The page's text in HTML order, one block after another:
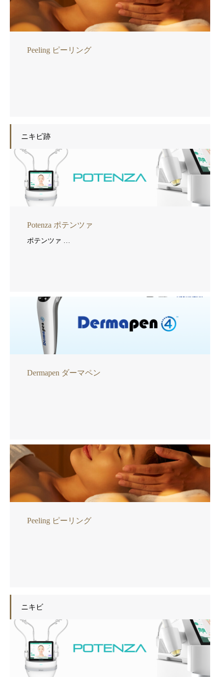
Peeling ピーリング
ニキビ跡
Potenza ポテンツァ
ポテンツァ …
Dermapen ダーマペン
Peeling ピーリング
ニキビ